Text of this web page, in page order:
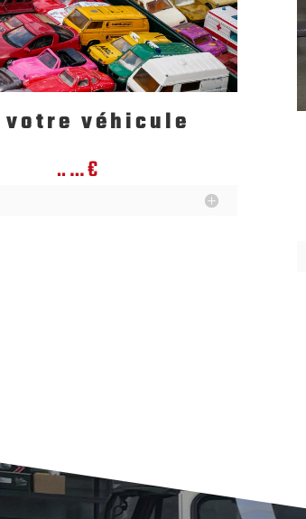
véhicule
.. … €